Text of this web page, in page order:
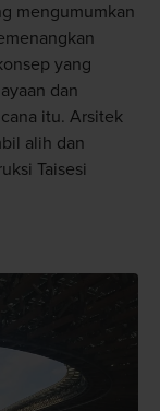
mengumumkan
yang
dan
itu. Arsitek
alih dan
Taisesi